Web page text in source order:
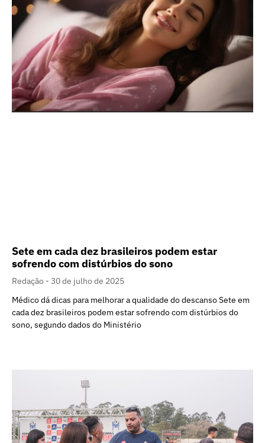
Sete em cada dez brasileiros podem estar
sofrendo com distúrbios do sono
Redação
30 de julho de 2025
Médico dá dicas para melhorar a qualidade do descanso Sete em
cada dez brasileiros podem estar sofrendo com distúrbios do
sono, segundo dados do Ministério